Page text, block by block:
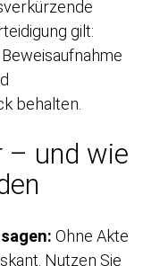
gilt:
behalten.
– und wie
Ohne Akte
Nutzen Sie